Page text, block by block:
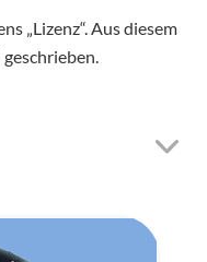
„Lizenz“. Aus diesem